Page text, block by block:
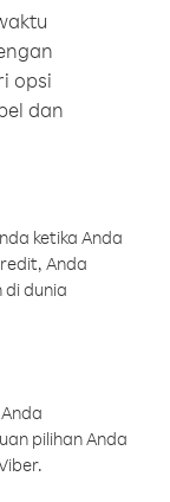
opsi
dan
ketika Anda
Anda
di dunia
pilihan Anda